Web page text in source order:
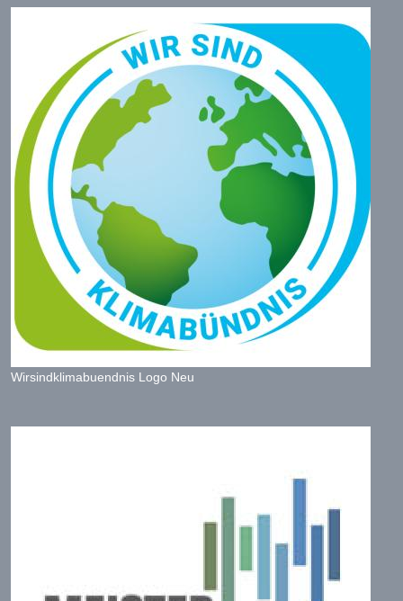
Wirsindklimabuendnis Logo Neu